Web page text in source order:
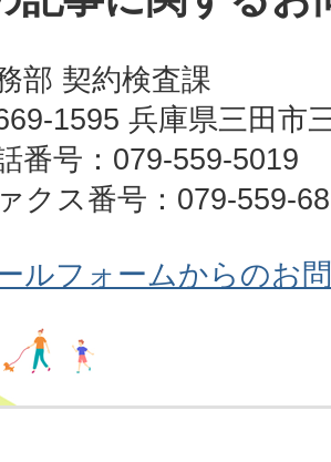
部 契約検査課
1595 兵庫県三田市
番号：079-559-5019
クス番号：079-559-
ルフォームからのお